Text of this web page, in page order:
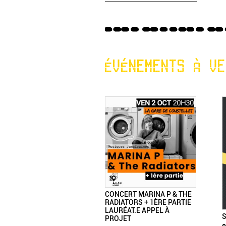
ÉVÉNEMENTS À
CONCERT MARINA P & THE
RADIATORS + 1ÈRE PARTIE
LAURÉAT.E APPEL À
PROJET